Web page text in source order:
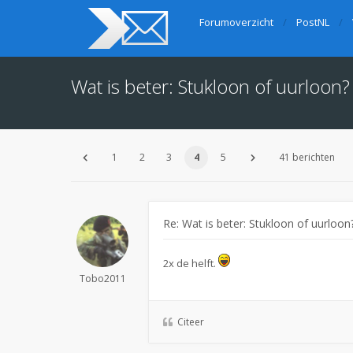
Forumoverzicht PostNL
Wat is beter: Stukloon of uurloon?
1 2 3 4 5 41 berichten
Tobo2011
Re: Wat is beter: Stukloon of
2x de helft.
Citeer